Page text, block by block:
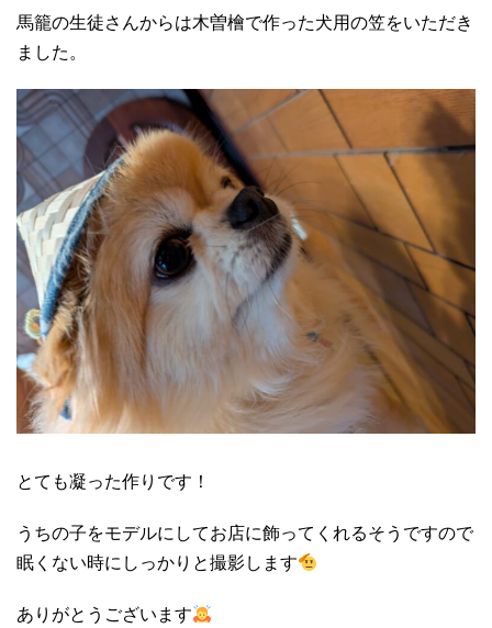
馬籠の生徒さんからは木曽檜で作った犬用の笠をいただき
ました。
とても凝った作りです！
うちの子をモデルにしてお店に飾ってくれるそうですので
眠くない時にしっかりと撮影します
ありがとうございます